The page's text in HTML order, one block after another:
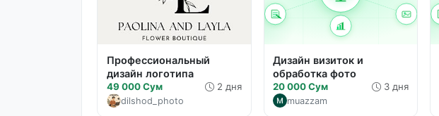
Профессиональный
дизайн логотипа
49 000 Сум 2 дня
dilshod_photo
Дизайн визиток и
обработка фото
20 000 Сум 3 дня
muazzam